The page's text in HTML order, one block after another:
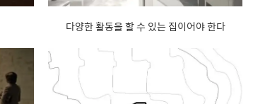
다양한 활동을 할 수 있는 집이어야 한다